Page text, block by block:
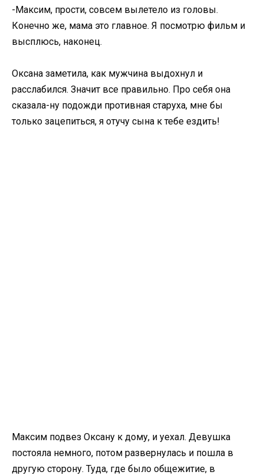
-Максим, прости, совсем вылетело из головы.
Конечно же, мама это главное. Я посмотрю фильм и
высплюсь, наконец.
Оксана заметила, как мужчина выдохнул и
расслабился. Значит все правильно. Про себя она
сказала-ну подожди противная старуха, мне бы
только зацепиться, я отучу сына к тебе ездить!
Максим подвез Оксану к дому, и уехал. Девушка
постояла немного, потом развернулась и пошла в
другую сторону. Туда, где было общежитие, в